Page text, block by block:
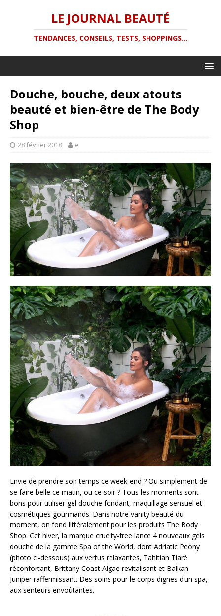
LE JOURNAL BEAUTÉ
TENDANCES, CONSEILS, TESTS, SHOPPINGS...
Douche, bouche, deux atouts
beauté et bien-être de The Body
Shop
28 février 2018 e
Envie de prendre son temps ce week-end ? Ou simplement de
se faire belle ce matin, ou ce soir ? Tous les moments sont
bons pour utiliser gel douche fondant, maquillage sensuel et
cosmétiques gourmands. Dans notre vanity beauté du
moment, on fond littéralement pour les produits The Body
Shop. Cet hiver, la marque cruelty-free lance 4 nouveaux gels
douche de la gamme Spa of the World, dont Adriatic Peony
(photo ci-dessous) aux vertus relaxantes, Tahitian Tiaré
réconfortant, Brittany Coast Algae revitalisant et Balkan
Juniper raffermissant. Des soins pour le corps dignes d’un spa,
aux senteurs envoûtantes.